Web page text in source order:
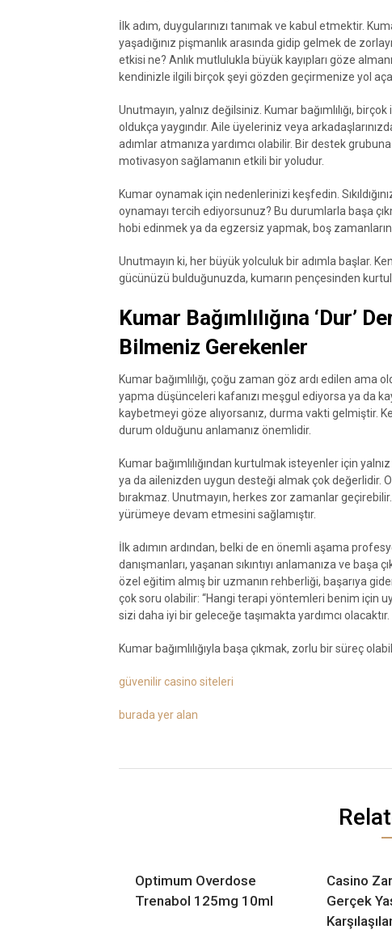
İlk adım, duygularınızı tanımak ve kabul etmektir.
yaşadığınız pişmanlık arasında gidip gelmek de
etkisi ne? Anlık mutlulukla büyük kayıpları göze
kendinizle ilgili birçok şeyi gözden geçirmenize yol
Unutmayın, yalnız değilsiniz. Kumar bağımlılığı,
oldukça yaygındır. Aile üyeleriniz veya
adımlar atmanıza yardımcı olabilir. Bir destek
motivasyon sağlamanın etkili bir yoludur.
Kumar oynamak için nedenlerinizi keşfedin.
oynamayı tercih ediyorsunuz? Bu durumlarla başa
hobi edinmek ya da egzersiz yapmak, boş
Unutmayın ki, her büyük yolculuk bir adımla başlar.
gücünüzü bulduğunuzda, kumarın pençesinden
Kumar Bağımlılığına ‘Dur’
Bilmeniz Gerekenler
Kumar bağımlılığı, çoğu zaman göz ardı edilen
yapma düşünceleri kafanızı meşgul ediyorsa ya da
kaybetmeyi göze alıyorsanız, durma vakti gelmiştir.
durum olduğunu anlamanız önemlidir.
Kumar bağımlılığından kurtulmak isteyenler için
ya da ailenizden uygun desteği almak çok değerlidir.
bırakmaz. Unutmayın, herkes zor zamanlar
yürümeye devam etmesini sağlamıştır.
İlk adımın ardından, belki de en önemli aşama
danışmanları, yaşanan sıkıntıyı anlamanıza ve başa
özel eğitim almış bir uzmanın rehberliği, başarıya
çok soru olabilir: “Hangi terapi yöntemleri benim için
sizi daha iyi bir geleceğe taşımakta yardımcı olacaktır.
Kumar bağımlılığıyla başa çıkmak, zorlu bir süreç
güvenilir casino siteleri
burada yer alan
Optimum Overdose
Trenabol 125mg 10ml
Casino
Gerçek